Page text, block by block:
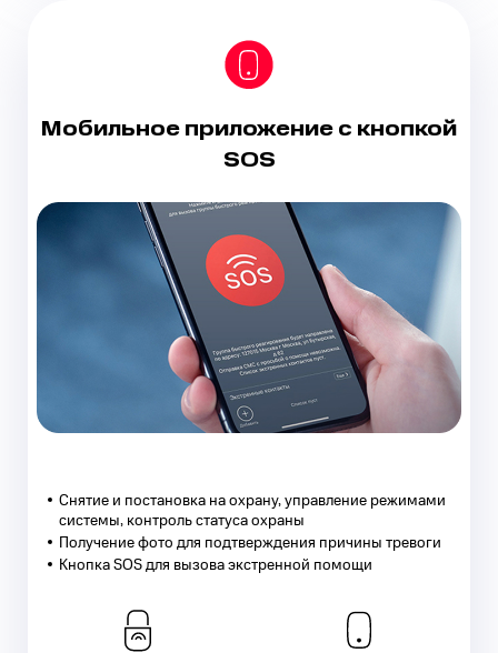
Мобильное приложение с кнопкой
SOS
Снятие и постановка на охрану, управление режимами
системы, контроль статуса охраны
Получение фото для подтверждения причины тревоги
Кнопка SOS для вызова экстренной помощи